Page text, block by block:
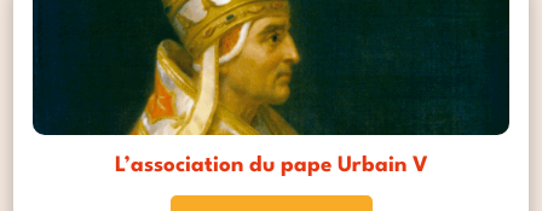
L’association du pape Urbain V